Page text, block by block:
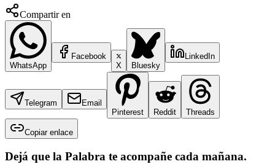
Compartir en
WhatsApp
Facebook
X
Bluesky
LinkedIn
Telegram
Email
Pinterest
Reddit Threads
Copiar enlace
Dejá que la Palabra te acompañe cada mañana.